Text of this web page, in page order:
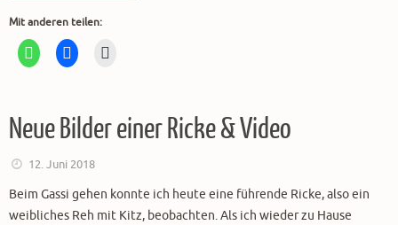
Mit anderen teilen:
Neue Bilder einer Ricke & Video
12. Juni 2018
Beim Gassi gehen konnte ich heute eine führende Ricke, also ein
weibliches Reh mit Kitz, beobachten. Als ich wieder zu Hause